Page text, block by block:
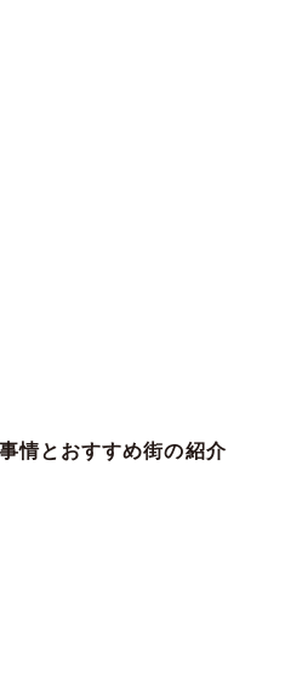
情とおすすめ街の紹介